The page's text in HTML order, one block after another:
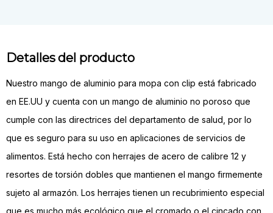
Detalles del producto
Nuestro mango de aluminio para mopa con clip está fabricado
en EE.UU y cuenta con un mango de aluminio no poroso que
cumple con las directrices del departamento de salud, por lo
que es seguro para su uso en aplicaciones de servicios de
alimentos. Está hecho con herrajes de acero de calibre 12 y
resortes de torsión dobles que mantienen el mango firmemente
sujeto al armazón. Los herrajes tienen un recubrimiento especial
que es mucho más ecológico que el cromado o el cincado con